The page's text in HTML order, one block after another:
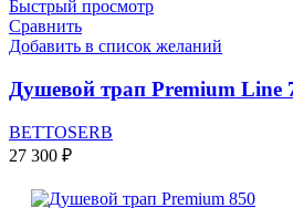
Быстрый просмотр
Сравнить
Добавить в список желаний
Душевой трап Premium Line
BETTOSERB
27 300 ₽